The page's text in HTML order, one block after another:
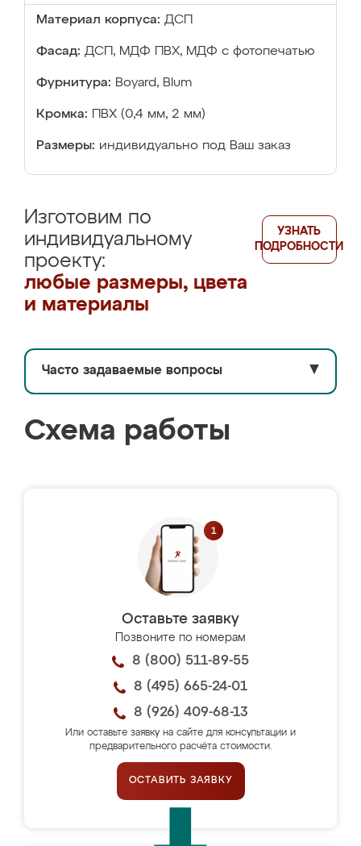
Материал корпуса: ДСП
Фасад: ДСП, МДФ ПВХ, МДФ с фотопечатью
Фурнитура: Boyard, Blum
Кромка: ПВХ (0,4 мм, 2 мм)
Размеры: индивидуально под Ваш заказ
Изготовим по
индивидуальному
проекту:
любые размеры, цвета
и материалы
УЗНАТЬ
ПОДРОБНОСТИ
Часто задаваемые вопросы ▼
Схема работы
Оставьте заявку
Позвоните по номерам
8 (800) 511-89-55
8 (495) 665-24-01
8 (926) 409-68-13
Или оставьте заявку на сайте для консультации и
предварительного расчёта стоимости.
ОСТАВИТЬ ЗАЯВКУ